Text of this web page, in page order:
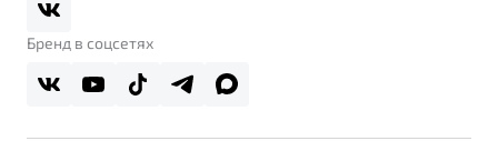
Реферальная программа
Правовая информация
Бренд в соцсетях